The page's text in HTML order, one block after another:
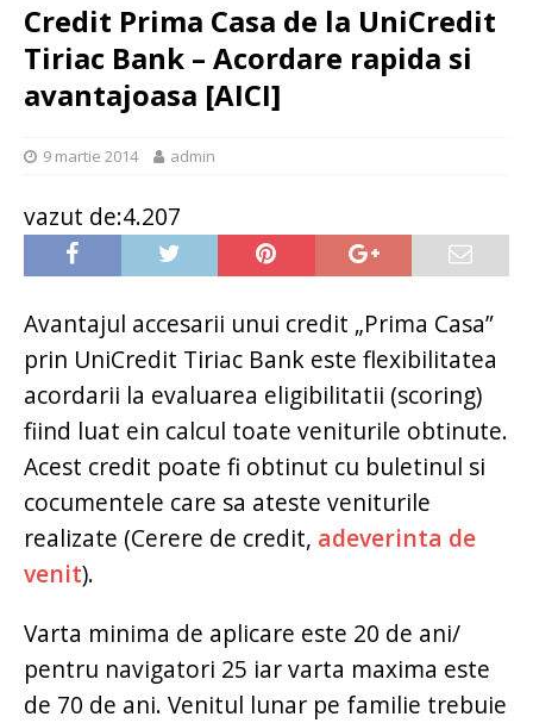
Credit Prima Casa de la UniCredit
Tiriac Bank – Acordare rapida si
avantajoasa [AICI]
9 martie 2014 admin
vazut de:4.207
Avantajul accesarii unui credit „Prima Casa”
prin UniCredit Tiriac Bank este flexibilitatea
acordarii la evaluarea eligibilitatii (scoring)
fiind luat ein calcul toate veniturile obtinute.
Acest credit poate fi obtinut cu buletinul si
cocumentele care sa ateste veniturile
realizate (Cerere de credit, adeverinta de
venit).
Varta minima de aplicare este 20 de ani/
pentru navigatori 25 iar varta maxima este
de 70 de ani. Venitul lunar pe familie trebuie